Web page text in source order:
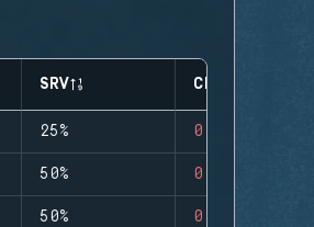
SRV CLUTCHES
25% 0
50% 0
50% 0